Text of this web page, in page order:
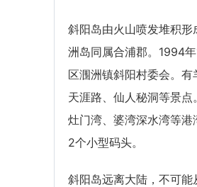
斜阳岛由火山喷发堆积
洲岛同属合浦郡。1994
区涠洲镇斜阳村委会。
天涯路、仙人秘洞等景
灶门湾、婆湾深水湾等
2个小型码头。
斜阳岛远离大陆，不可